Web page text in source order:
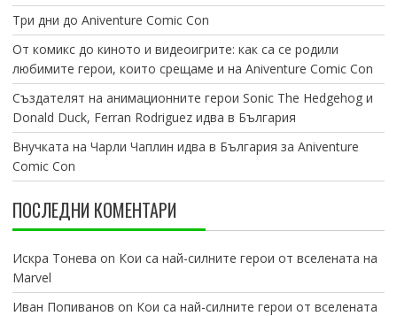
Три дни до Aniventure Comic Con
От комикс до киното и видеоигрите: как са се родили
любимите герои, които срещаме и на Aniventure Comic Con
Създателят на анимационните герои Sonic The Hedgehog и
Donald Duck, Ferran Rodriguez идва в България
Внучката на Чарли Чаплин идва в България за Aniventure
Comic Con
ПОСЛЕДНИ КОМЕНТАРИ
Искра Тонева on Кои са най-силните герои от вселената на
Marvel
Иван Попиванов on Кои са най-силните герои от вселената